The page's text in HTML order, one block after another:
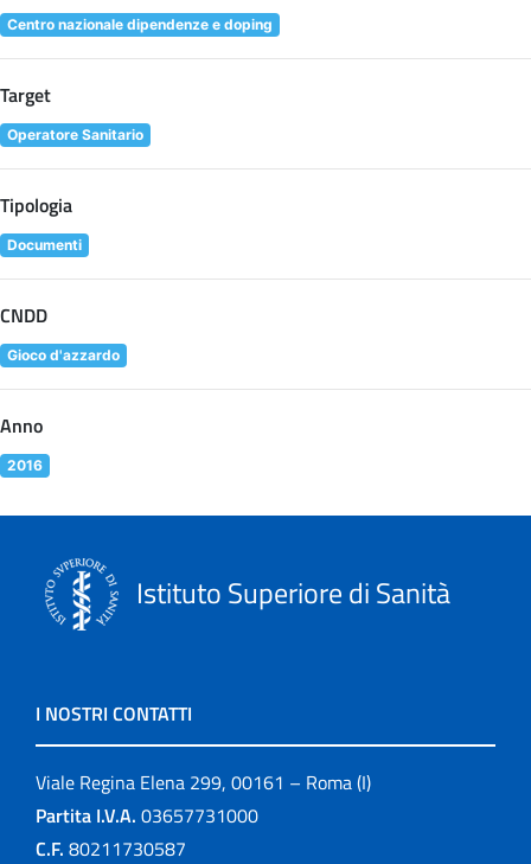
Centro nazionale dipendenze e doping
Target
Operatore Sanitario
Tipologia
Documenti
CNDD
Gioco d'azzardo
Anno
2016
Istituto Superiore di Sanità
I NOSTRI CONTATTI
Viale Regina Elena 299, 00161 – Roma (I)
Partita I.V.A. 03657731000
C.F. 80211730587